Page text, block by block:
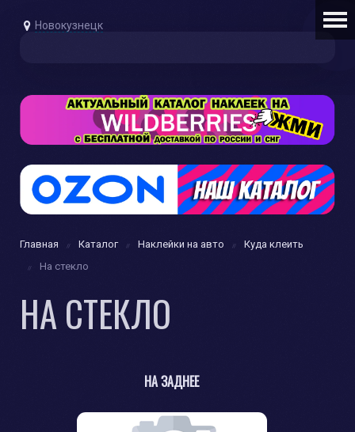
Новокузнецк
Главная Каталог Наклейки на авто
Куда клеить
На стекло
НА СТЕКЛО
НА ЗАДНЕЕ